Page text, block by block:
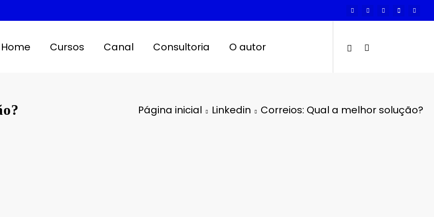
Home Cursos Canal Consultoria O autor
Página inicial Linkedin Correios: Qual a melhor solução?